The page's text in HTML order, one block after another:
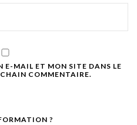
E-MAIL ET MON SITE DANS LE
COMMENTAIRE.
?